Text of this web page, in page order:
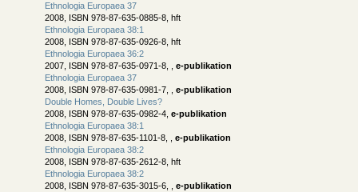
Ethnologia Europaea 37
2008, ISBN 978-87-635-0885-8, hft
Ethnologia Europaea 38:1
2008, ISBN 978-87-635-0926-8, hft
Ethnologia Europaea 36:2
2007, ISBN 978-87-635-0971-8, , e-publikation
Ethnologia Europaea 37
2008, ISBN 978-87-635-0981-7, , e-publikation
Double Homes, Double Lives?
2008, ISBN 978-87-635-0982-4, e-publikation
Ethnologia Europaea 38:1
2008, ISBN 978-87-635-1101-8, , e-publikation
Ethnologia Europaea 38:2
2008, ISBN 978-87-635-2612-8, hft
Ethnologia Europaea 38:2
2008, ISBN 978-87-635-3015-6, , e-publikation